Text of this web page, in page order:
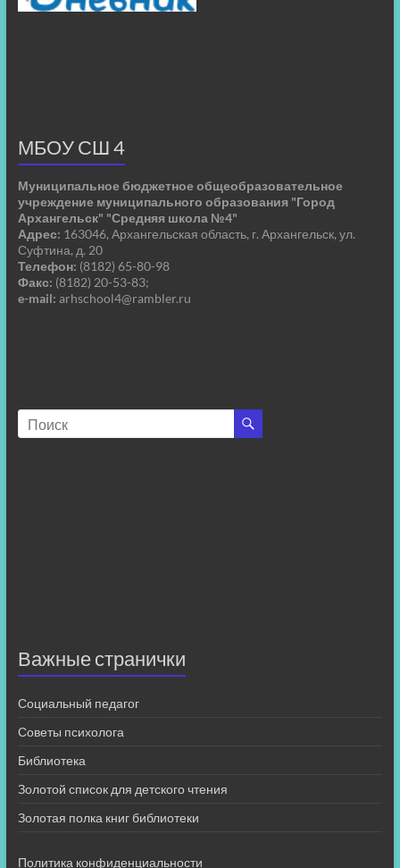
МБОУ СШ 4
Муниципальное бюджетное общеобразовательное
учреждение муниципального образования "Город
Архангельск" "Средняя школа №4"
Адрес: 163046, Архангельская область, г. Архангельск, ул.
Суфтина, д. 20
Телефон: (8182) 65-80-98
Факс: (8182) 20-53-83;
e-mail: arhschool4@rambler.ru
Важные странички
Социальный педагог
Советы психолога
Библиотека
Золотой список для детского чтения
Золотая полка книг библиотеки
Политика конфиденциальности